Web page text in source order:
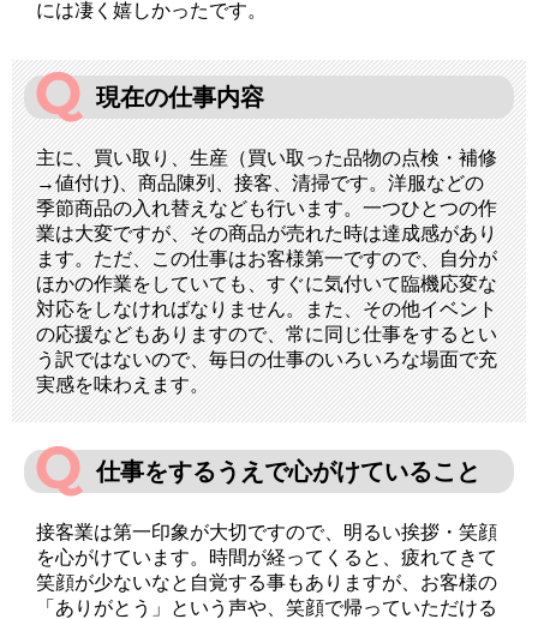
には凄く嬉しかったです。
現在の仕事内容
主に、買い取り、生産（買い取った品物の点検・補修
→値付け)、商品陳列、接客、清掃です。洋服などの
季節商品の入れ替えなども行います。一つひとつの作
業は大変ですが、その商品が売れた時は達成感があり
ます。ただ、この仕事はお客様第一ですので、自分が
ほかの作業をしていても、すぐに気付いて臨機応変な
対応をしなければなりません。また、その他イベント
の応援などもありますので、常に同じ仕事をするとい
う訳ではないので、毎日の仕事のいろいろな場面で充
実感を味わえます。
仕事をするうえで心がけていること
接客業は第一印象が大切ですので、明るい挨拶・笑顔
を心がけています。時間が経ってくると、疲れてきて
笑顔が少ないなと自覚する事もありますが、お客様の
「ありがとう」という声や、笑顔で帰っていただける